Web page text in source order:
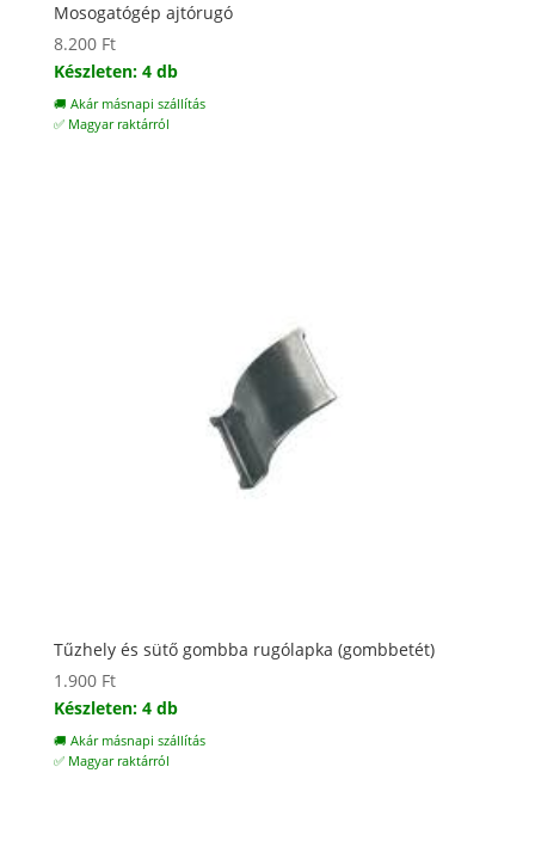
Mosogatógép ajtórugó
8.200 Ft
Készleten: 4 db
🚚 Akár másnapi szállítás
✅ Magyar raktárról
Tűzhely és sütő gombba rugólapka (gombbetét)
1.900 Ft
Készleten: 4 db
🚚 Akár másnapi szállítás
✅ Magyar raktárról